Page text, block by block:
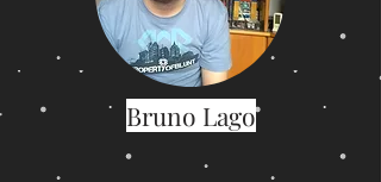
Bruno Lago